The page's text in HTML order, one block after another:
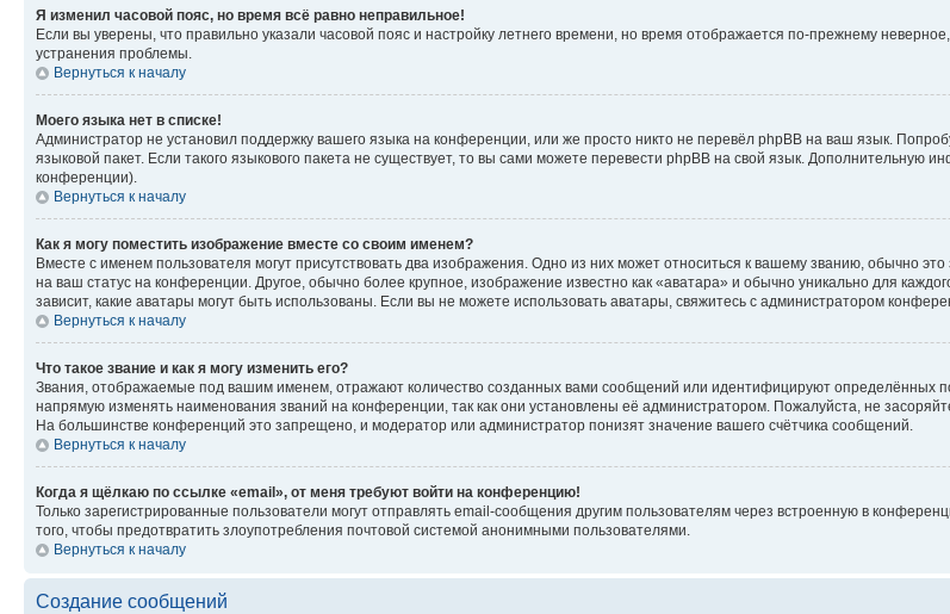
Я изменил часовой пояс, но время всё равно неправильное!
Если вы уверены, что правильно указали часовой пояс и настройку летнего времени, но время отображается по-прежнему
устранения проблемы.
Вернуться к началу
Моего языка нет в списке!
Администратор не установил поддержку вашего языка на конференции, или же просто никто не перевёл phpBB на ваш язык.
языковой пакет. Если такого языкового пакета не существует, то вы сами можете перевести phpBB на свой язык. Дополнительную
конференции).
Вернуться к началу
Как я могу поместить изображение вместе со своим именем?
Вместе с именем пользователя могут присутствовать два изображения. Одно из них может относиться к вашему званию, обычно
на ваш статус на конференции. Другое, обычно более крупное, изображение известно как «аватара» и обычно уникально для
зависит, какие аватары могут быть использованы. Если вы не можете использовать аватары, свяжитесь с администратором
Вернуться к началу
Что такое звание и как я могу изменить его?
Звания, отображаемые под вашим именем, отражают количество созданных вами сообщений или идентифицируют определённых
напрямую изменять наименования званий на конференции, так как они установлены её администратором. Пожалуйста, не
На большинстве конференций это запрещено, и модератор или администратор понизят значение вашего счётчика сообщений.
Вернуться к началу
Когда я щёлкаю по ссылке «email», от меня требуют войти на конференцию!
Только зарегистрированные пользователи могут отправлять email-сообщения другим пользователям через встроенную в
того, чтобы предотвратить злоупотребления почтовой системой анонимными пользователями.
Вернуться к началу
Создание сообщений